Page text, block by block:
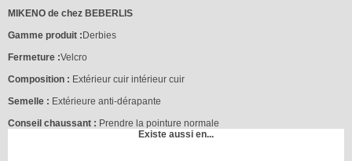
MIKENO de chez BEBERLIS
Gamme produit : Derbies
Fermeture :Velcro
Composition : Extérieur cuir intérieur cuir
Semelle : Extérieure anti-dérapante
Conseil chaussant : Prendre la pointure normale
Existe aussi en...